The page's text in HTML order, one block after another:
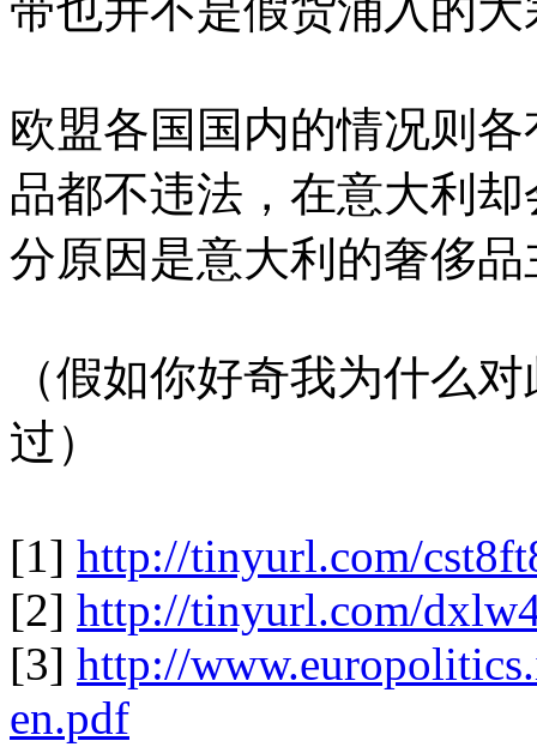
欧盟各国国内的情况则
品都不违法，在意大利
分原因是意大利的奢侈
（假如你好奇我为什么
过）
[1] http://tinyurl.com/
[2] http://tinyurl.com/
[3] http://www.
en.pdf